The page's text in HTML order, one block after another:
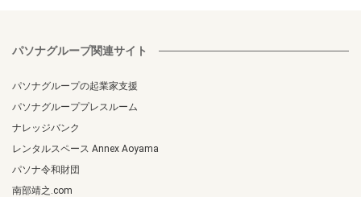
パソナグループ関連サイト
パソナグループの起業家支援
パソナグループプレスルーム
ナレッジバンク
レンタルスペース Annex Aoyama
パソナ令和財団
南部靖之.com